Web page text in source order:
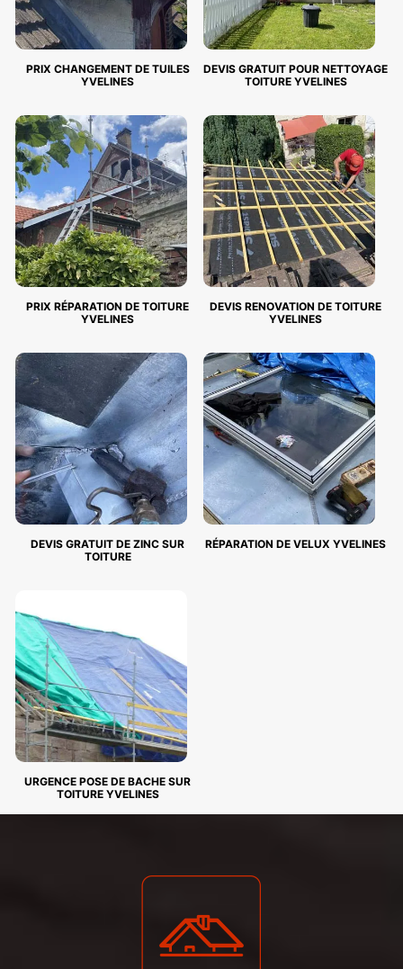
PRIX CHANGEMENT DE TUILES
YVELINES
DEVIS GRATUIT POUR NETTOYAGE
TOITURE YVELINES
PRIX RÉPARATION DE TOITURE
YVELINES
DEVIS RENOVATION DE TOITURE
YVELINES
DEVIS GRATUIT DE ZINC SUR
TOITURE
RÉPARATION DE VELUX YVELINES
URGENCE POSE DE BACHE SUR
TOITURE YVELINES